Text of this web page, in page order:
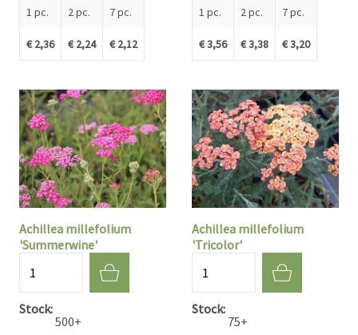
1 pc.
€ 2,36
2 pc.
€ 2,24
7 pc.
€ 2,12
1 pc.
€ 3,56
2 pc.
€ 3,38
7 pc.
€ 3,20
Achillea millefolium
'Summerwine'
Stock
500+
Achillea millefolium
'Tricolor'
Stock
75+